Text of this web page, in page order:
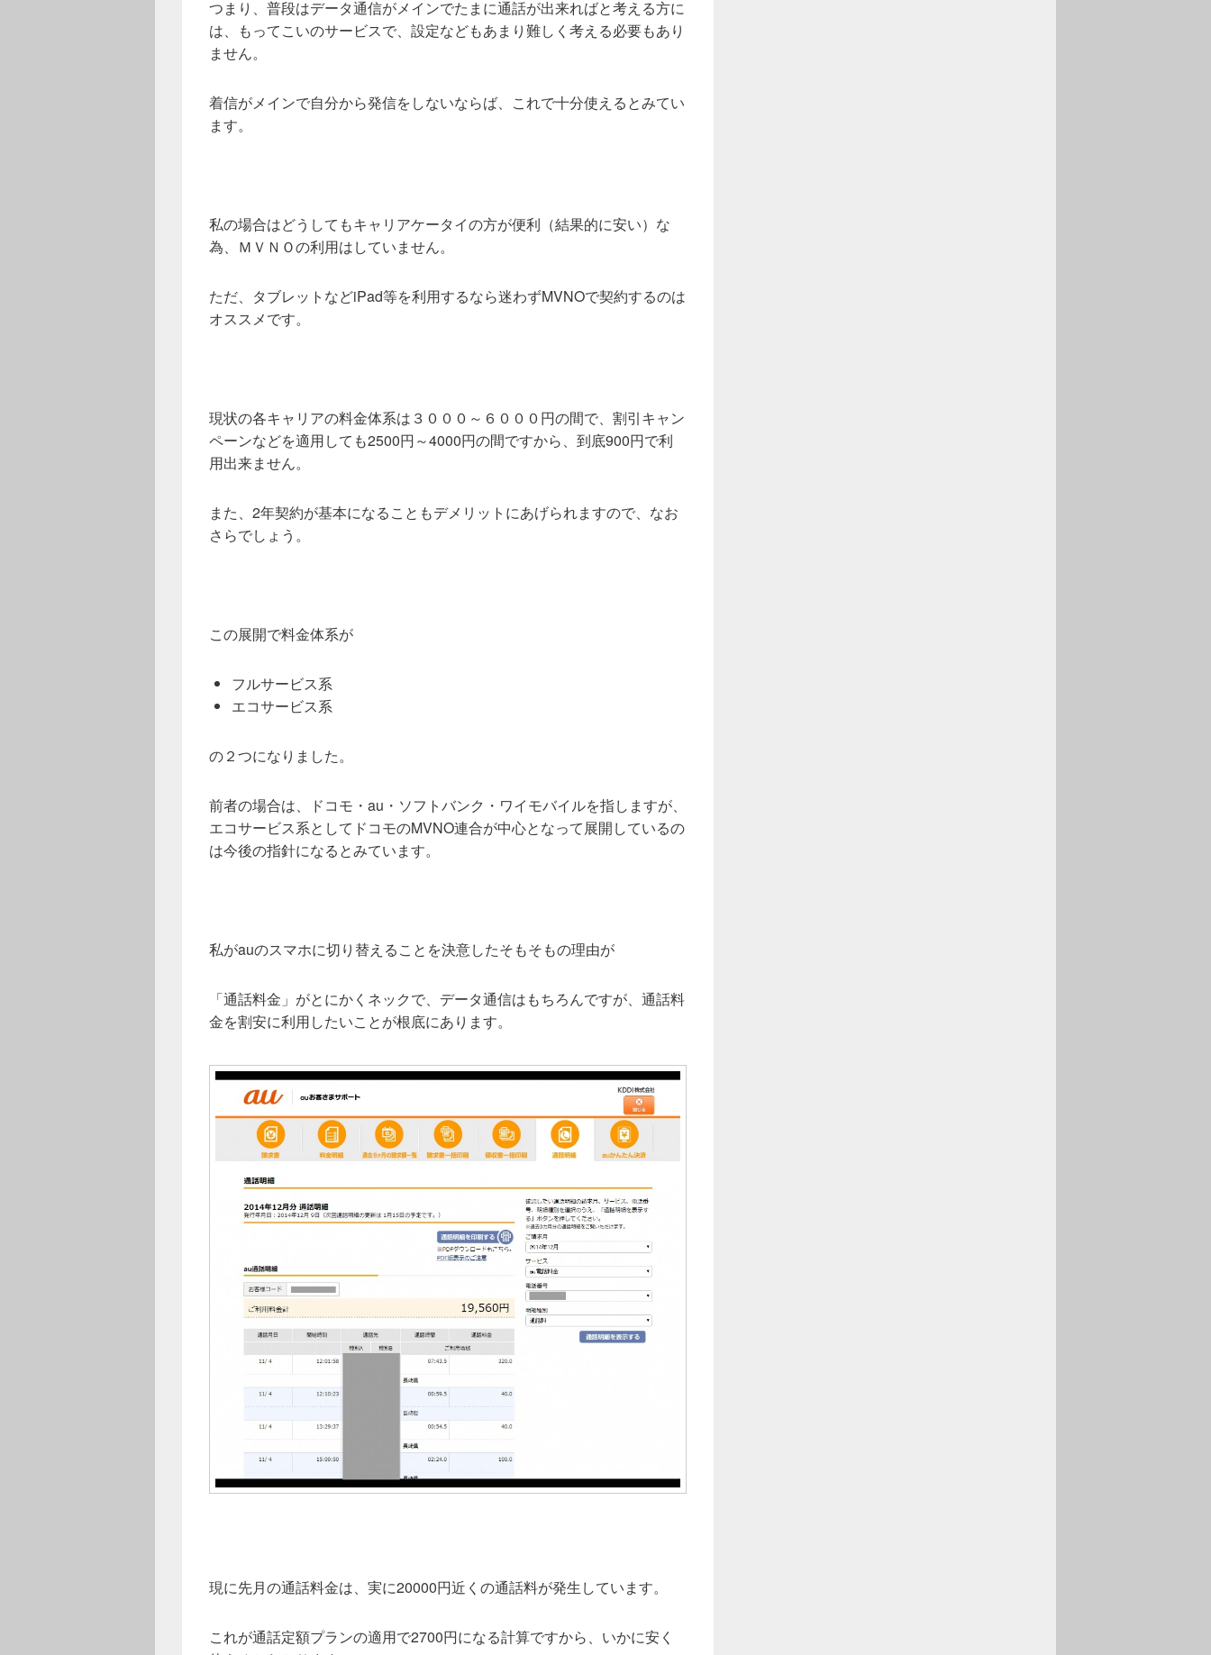
つまり、普段はデータ通信がメインでたまに通話が出来ればと考える方に
は、もってこいのサービスで、設定などもあまり難しく考える必要もあり
ません。
着信がメインで自分から発信をしないならば、これで十分使えるとみてい
ます。
私の場合はどうしてもキャリアケータイの方が便利（結果的に安い）な
為、ＭＶＮＯの利用はしていません。
ただ、タブレットなどiPad等を利用するなら迷わずMVNOで契約するのは
オススメです。
現状の各キャリアの料金体系は３０００～６０００円の間で、割引キャン
ペーンなどを適用しても2500円～4000円の間ですから、到底900円で利
用出来ません。
また、2年契約が基本になることもデメリットにあげられますので、なお
さらでしょう。
この展開で料金体系が
フルサービス系
エコサービス系
の２つになりました。
前者の場合は、ドコモ・au・ソフトバンク・ワイモバイルを指しますが、
エコサービス系としてドコモのMVNO連合が中心となって展開しているの
は今後の指針になるとみています。
私がauのスマホに切り替えることを決意したそもそもの理由が
「通話料金」がとにかくネックで、データ通信はもちろんですが、通話料
金を割安に利用したいことが根底にあります。
現に先月の通話料金は、実に20000円近くの通話料が発生しています。
これが通話定額プランの適用で2700円になる計算ですから、いかに安く